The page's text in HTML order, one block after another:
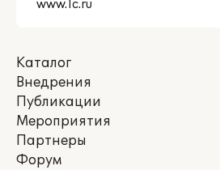
Каталог
Внедрения
Публикации
Мероприятия
Партнеры
Форум